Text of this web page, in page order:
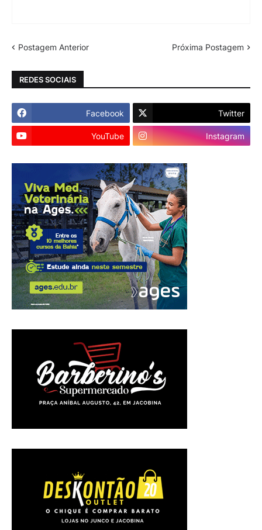
Postagem Anterior Próxima Postagem
REDES SOCIAIS
Facebook Twitter
YouTube Instagram